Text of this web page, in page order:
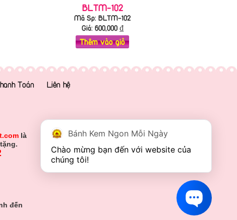
BLTM-102
Mã Sp: BLTM-102
Giá: 600,000₫
Thêm vào giỏ
Toán
Liên hệ
là
đến
Bánh Kem Ngon Mỗi Ngày
Chào mừng bạn đến với website của
chúng tôi!